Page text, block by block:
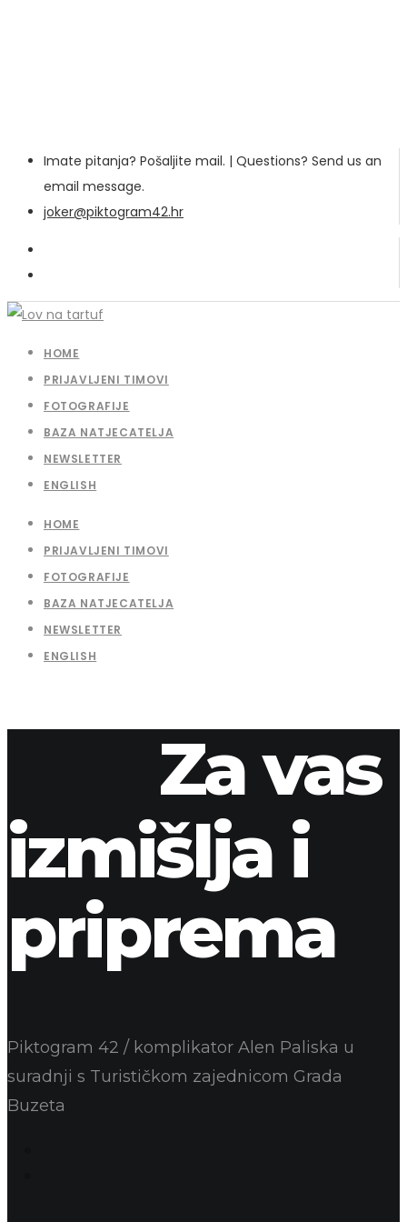
Imate pitanja? Pošaljite mail. | Questions? Send us an
email message.
joker@piktogram42.hr
HOME
PRIJAVLJENI TIMOVI
FOTOGRAFIJE
BAZA NATJECATELJA
NEWSLETTER
ENGLISH
HOME
PRIJAVLJENI TIMOVI
FOTOGRAFIJE
BAZA NATJECATELJA
NEWSLETTER
ENGLISH
Za vas
izmišlja i
priprema
Piktogram 42 / komplikator Alen Paliska u
suradnji s Turističkom zajednicom Grada
Buzeta